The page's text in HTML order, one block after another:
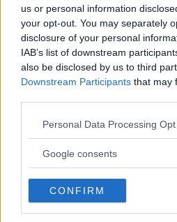
us or personal information
your opt-out. You may separately
disclosure of your personal
IAB’s list of downstream
also be disclosed by us to third
Downstream Participants that may
Please note that this website/app
not limited to your visit or usage
use your data for below specified
consent section.
Personal Data Processing
Google consents
CONFIRM
Blir det en framgång i Sverige?
- Det tror jag absolut.
- Nissan Navara säljer gott om
Volkswagen Amarok ser tuff ut
Nissan Navara finns det mycket
- Det är en dyr men bra bil.
När kommer den hit?
- I slutet av året kommer bilen till
utställningsbilar kommer redan